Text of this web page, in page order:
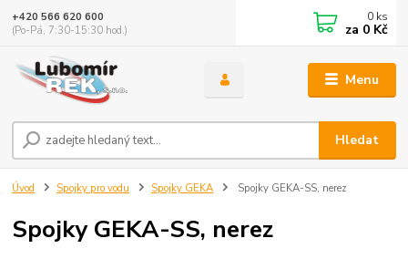
Menu
Hledat
+420 566 620 600
(Po-Pá, 7:30-15:30 hod.)
0 ks
za 0 Kč
Úvod Spojky pro vodu Spojky GEKA Spojky GEKA-SS, nerez
Spojky GEKA-SS, nerez